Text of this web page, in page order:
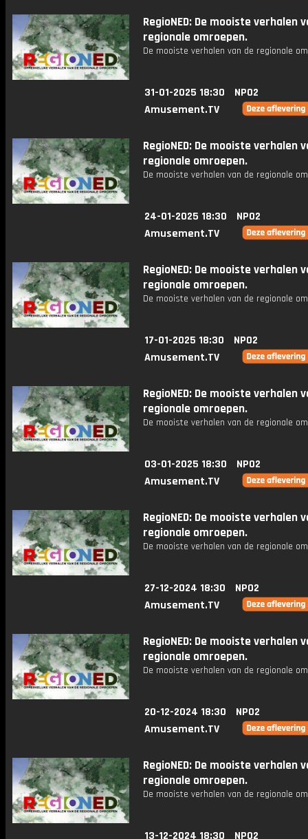
RegioNED: De mooiste verhalen
regionale omroepen.
De mooiste verhalen van de regionale
31-01-2025 18:30
NPO2
Amusement.TV
RegioNED: De mooiste verhalen
regionale omroepen.
De mooiste verhalen van de regionale
24-01-2025 18:30
NPO2
Amusement.TV
RegioNED: De mooiste verhalen
regionale omroepen.
De mooiste verhalen van de regionale
17-01-2025 18:30
NPO2
Amusement.TV
RegioNED: De mooiste verhalen
regionale omroepen.
De mooiste verhalen van de regionale
03-01-2025 18:30
NPO2
Amusement.TV
RegioNED: De mooiste verhalen
regionale omroepen.
De mooiste verhalen van de regionale
27-12-2024 18:30
NPO2
Amusement.TV
RegioNED: De mooiste verhalen
regionale omroepen.
De mooiste verhalen van de regionale
20-12-2024 18:30
NPO2
Amusement.TV
RegioNED: De mooiste verhalen
regionale omroepen.
De mooiste verhalen van de regionale
13-12-2024 18:30
NPO2